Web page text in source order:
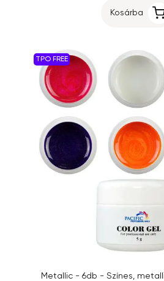
Kosárba
TPO FREE
Metallic - 6db - Színes,